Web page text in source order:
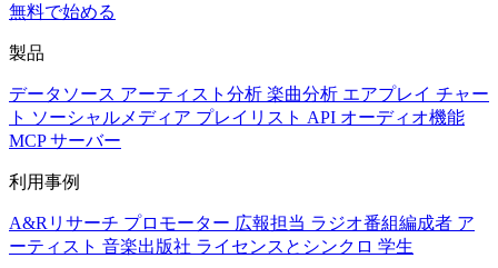
無料で始める
製品
データソース アーティスト分析 楽曲分析 エアプレイ チャー
ト ソーシャルメディア プレイリスト API オーディオ機能
MCP サーバー
利用事例
A&Rリサーチ プロモーター 広報担当 ラジオ番組編成者 ア
ーティスト 音楽出版社 ライセンスとシンクロ 学生